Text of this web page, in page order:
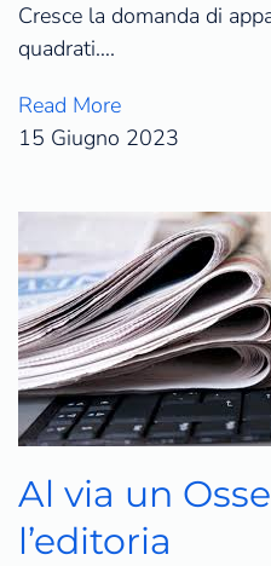
Cresce la domanda di
quadrati….
Read More
15 Giugno 2023
Al via un
l’editoria